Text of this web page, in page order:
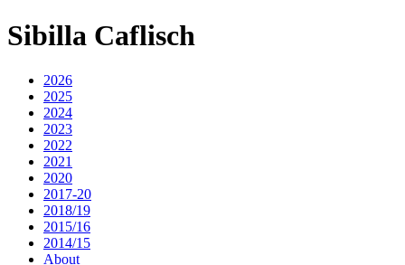
Sibilla Caflisch
2026
2025
2024
2023
2022
2021
2020
2017-20
2018/19
2015/16
2014/15
About